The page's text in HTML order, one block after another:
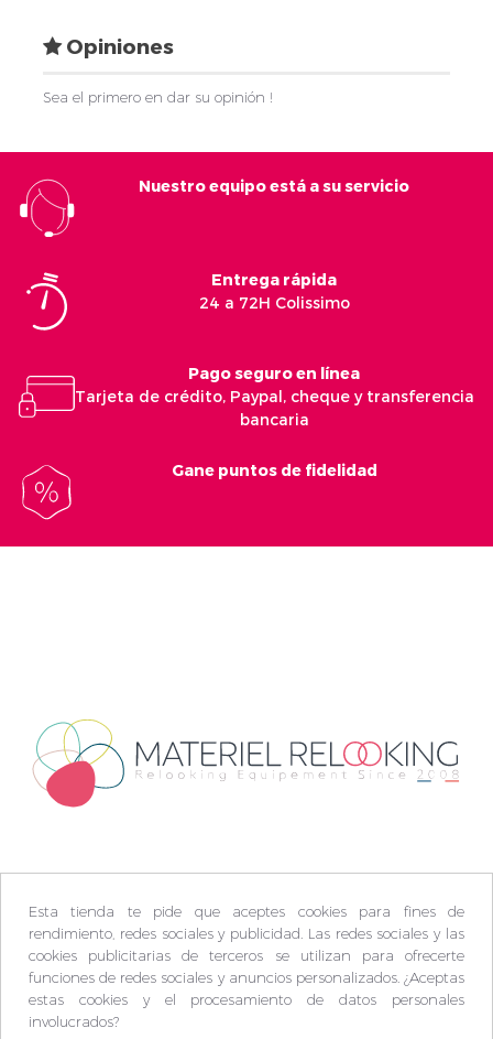
Opiniones
Sea el primero en dar su opinión !
Nuestro equipo está a su servicio
Entrega rápida
24 a 72H Colissimo
Pago seguro en línea
Tarjeta de crédito, Paypal, cheque y transferencia
bancaria
Gane puntos de fidelidad
Esta tienda te pide que aceptes cookies para fines de
rendimiento, redes sociales y publicidad. Las redes sociales y las
cookies publicitarias de terceros se utilizan para ofrecerte
funciones de redes sociales y anuncios personalizados. ¿Aceptas
estas cookies y el procesamiento de datos personales
involucrados?